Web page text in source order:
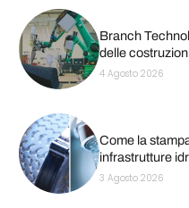
Branch
delle
4 Agosto 2026
Come la
infrastrutture
3 Agosto 2026